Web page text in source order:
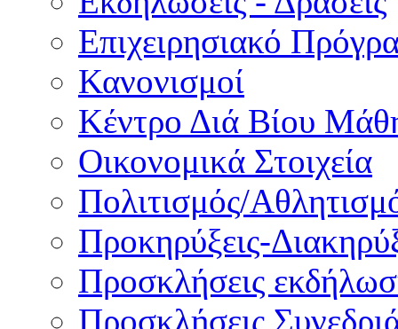
Επιχειρησιακό
Κανονισμοί
Κέντρο Διά Βίου
Οικονομικά Στοιχεία
Πολιτισμός/
Προκηρύξεις-
Προσκλήσεις
Προσκλήσεις